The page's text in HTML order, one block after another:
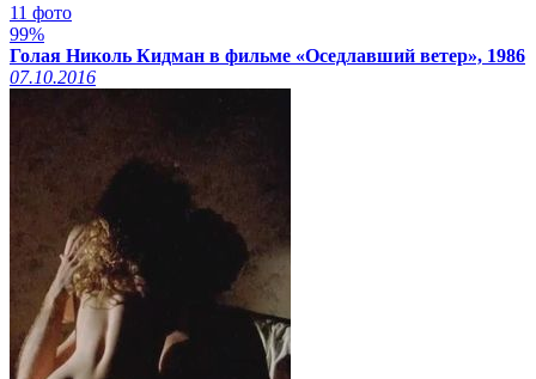
11 фото
99%
Голая Николь Кидман в фильме «Оседлавший ветер», 1986
07.10.2016